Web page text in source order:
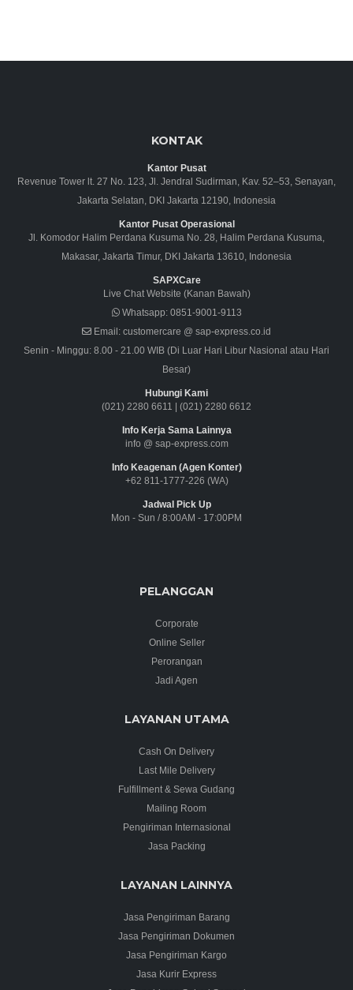
KONTAK
Kantor Pusat
Revenue Tower lt. 27 No. 123, Jl. Jendral Sudirman, Kav. 52–53, Senayan,
Jakarta Selatan, DKI Jakarta 12190, Indonesia
Kantor Pusat Operasional
Jl. Komodor Halim Perdana Kusuma No. 28, Halim Perdana Kusuma,
Makasar, Jakarta Timur, DKI Jakarta 13610, Indonesia
SAPXCare
Live Chat Website (Kanan Bawah)
Whatsapp:0851-9001-9113
Email: customercare @ sap-express.co.id
Senin - Minggu: 8.00 - 21.00 WIB (Di Luar Hari Libur Nasional atau Hari
Besar)
Hubungi Kami
(021) 2280 6611
(021) 2280 6612
Info Kerja Sama Lainnya
info @ sap-express.com
Info Keagenan (Agen Konter)
+62 811-1777-226 (WA)
Jadwal Pick Up
Mon - Sun / 8:00AM - 17:00PM
PELANGGAN
Corporate
Online Seller
Perorangan
Jadi Agen
LAYANAN UTAMA
Cash On Delivery
Last Mile Delivery
Fulfillment & Sewa Gudang
Mailing Room
Pengiriman Internasional
Jasa Packing
LAYANAN LAINNYA
Jasa Pengiriman Barang
Jasa Pengiriman Dokumen
Jasa Pengiriman Kargo
Jasa Kurir Express